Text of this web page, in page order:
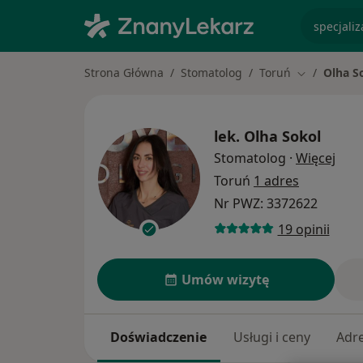
Strona Główna Stomatolog Toruń ZmieńOlha
lek. Olha Sokol
Stomatolog · Więcej
Toruń 1 adres
Nr PWZ: 3372622
19 opinii
Umów wizytę
Doświadczenie Usługi i ceny